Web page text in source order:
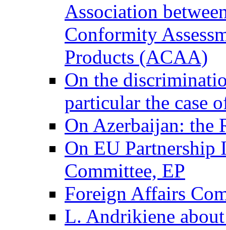
Association
Conformity
Products (ACAA)
On the
particular the case
On Azerbaijan: the
On EU Partnership
Committee, EP
Foreign Affairs
L. Andrikiene